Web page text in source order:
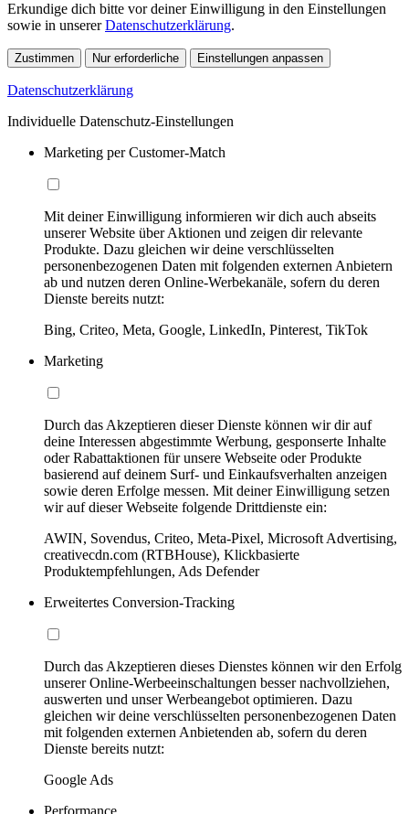
Erkundige dich bitte vor deiner Einwilligung in den Einstellungen
sowie in unsererDatenschutzerklärung.
Zustimmen Nur erforderliche Einstellungen anpassen
Datenschutzerklärung
Individuelle Datenschutz-Einstellungen
Marketing per Customer-Match
Mit deiner Einwilligung informieren wir dich auch abseits
unserer Website über Aktionen und zeigen dir relevante
Produkte. Dazu gleichen wir deine verschlüsselten
personenbezogenen Daten mit folgenden externen Anbietern
ab und nutzen deren Online-Werbekanäle, sofern du deren
Dienste bereits nutzt:
Bing, Criteo, Meta, Google, LinkedIn, Pinterest, TikTok
Marketing
Durch das Akzeptieren dieser Dienste können wir dir auf
deine Interessen abgestimmte Werbung, gesponserte Inhalte
oder Rabattaktionen für unsere Webseite oder Produkte
basierend auf deinem Surf- und Einkaufsverhalten anzeigen
sowie deren Erfolge messen. Mit deiner Einwilligung setzen
wir auf dieser Webseite folgende Drittdienste ein:
AWIN, Sovendus, Criteo, Meta-Pixel, Microsoft Advertising,
creativecdn.com (RTBHouse), Klickbasierte
Produktempfehlungen, Ads Defender
Erweitertes Conversion-Tracking
Durch das Akzeptieren dieses Dienstes können wir den Erfolg
unserer Online-Werbeeinschaltungen besser nachvollziehen,
auswerten und unser Werbeangebot optimieren. Dazu
gleichen wir deine verschlüsselten personenbezogenen Daten
mit folgenden externen Anbietenden ab, sofern du deren
Dienste bereits nutzt:
Google Ads
Performance